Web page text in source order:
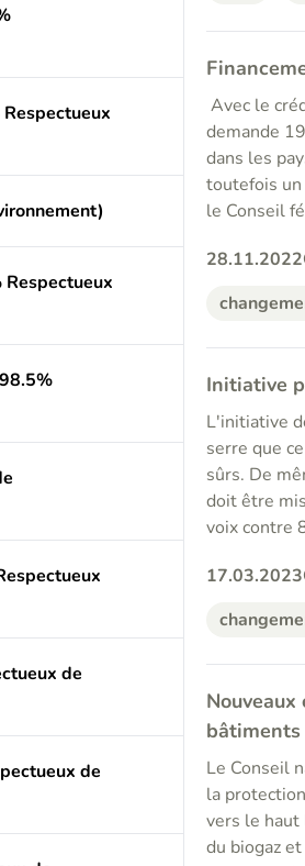
de
de
Avec le
demande
dans les
toutefois
le Conseil
28.11.2022
Initiative
L'initiative
serre que
sûrs. De
doit être
voix contre
17.03.2023
Le Conseil
la
vers le haut
du biogaz